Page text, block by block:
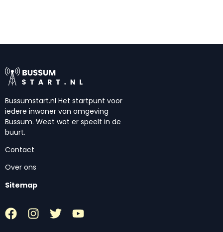
Bussumstart.nl Het startpunt voor
iedere inwoner van omgeving
Bussum. Weet wat er speelt in de
buurt.
Contact
Over ons
Sitemap